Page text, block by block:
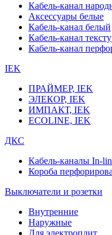
Кабель-канал
Аксессуары белые
Кабель-канал белый
Кабель-канал
Кабель-канал
IEK
ПРАЙМЕР, IEK
ЭЛЕКОР, IEK
ИМПАКТ, IEK
ECOLINE, IEK
ДКС
Кабель-каналы In-
Короба
Выключатели и розетки
Внутренние
Наружные
Для электроплит